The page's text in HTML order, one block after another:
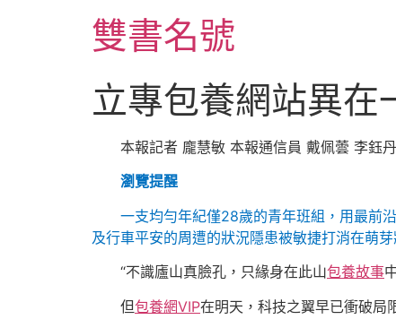
雙書名號
立專包養網站異在
本報記者 龐慧敏 本報通信員 戴佩蕓 李鈺丹
瀏覽提醒
一支均勻年紀僅28歲的青年班組，用最前
及行車平安的周遭的狀況隱患被敏捷打消在萌芽
“不識廬山真臉孔，只緣身在此山包養故事
但包養網VIP在明天，科技之翼早已衝破局